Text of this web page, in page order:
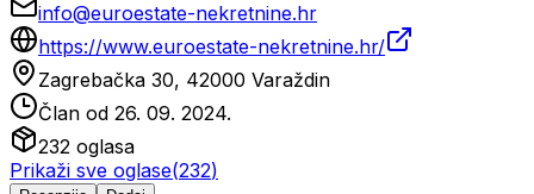
info@euroestate-nekretnine.hr
https://www.euroestate-nekretnine.hr/
Zagrebačka 30, 42000 Varaždin
Član od 26. 09. 2024.
232 oglasa
Prikaži sve oglase(232)